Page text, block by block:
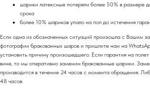
шарики латексные потеряли более 50% в размере
срока
более 10% шариков упало на пол до истечения
Если одна из обозначенных ситуаций произошла с Вашим
фотографии бракованных шаров и пришлите нам на
установить причину произошедшего. Если гарантия на
вине, то мы оперативно заменим бракованные шарики.
производится в течение 24 часов с момента обращения.
48 часов